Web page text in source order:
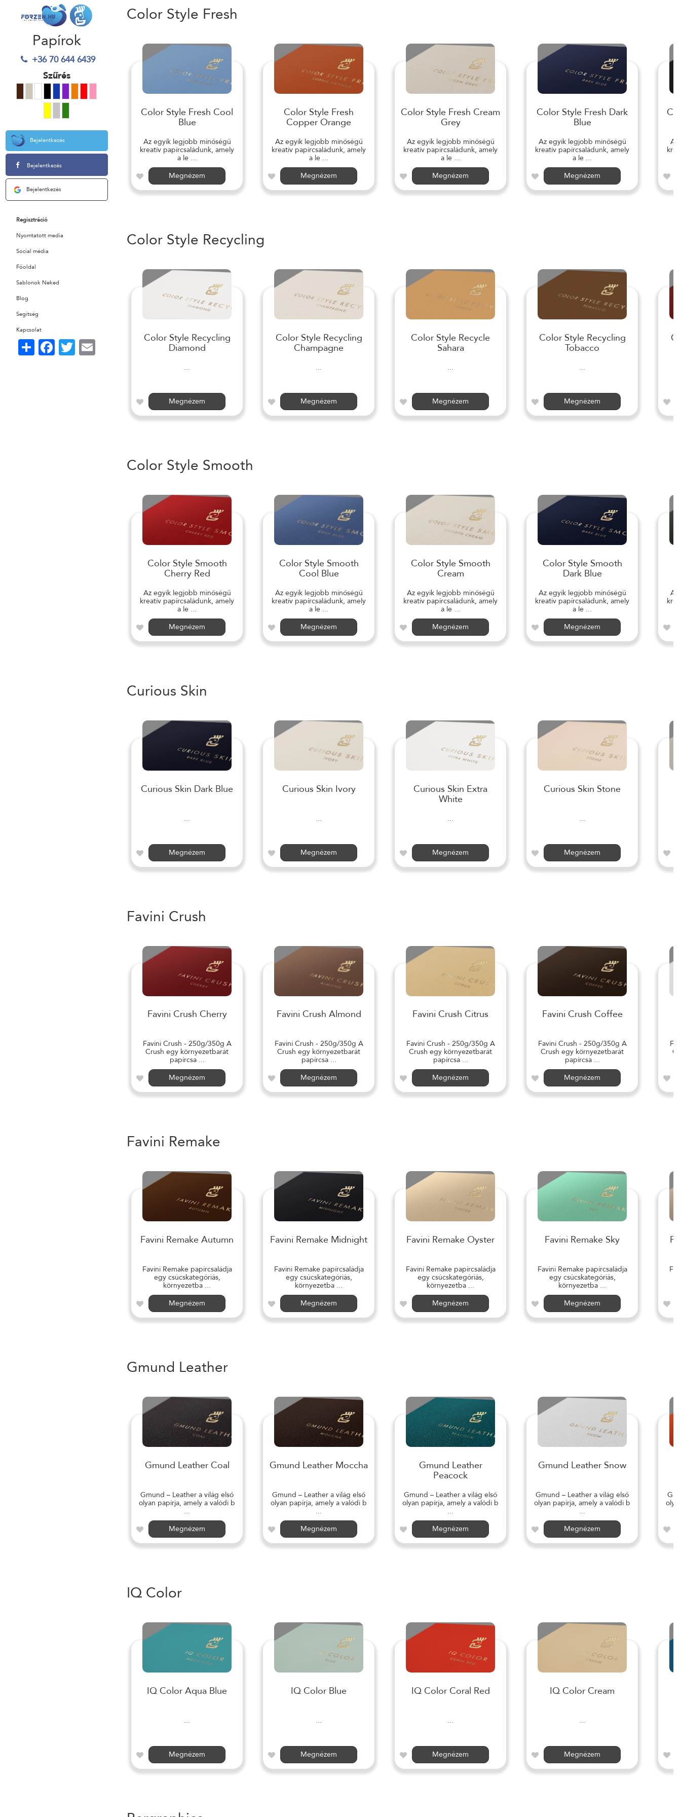
Papírok
+36 70 644 6439
Szűrés
Bejelentkezés
Bejelentkezés
Bejelentkezés
Regisztráció
Nyomtatott media
Social média
Főoldal
Sablonok Neked
Blog
Segítség
Kapcsolat
Share FacebookTwitterEmail
Color Style Fresh
Color Style Fresh Cool
Blue
Az egyik legjobb minőségű
kreatív papírcsaládunk, amely
a le ...
Megnézem
Color Style Fresh
Copper Orange
Az egyik legjobb minőségű
kreatív papírcsaládunk, amely
a le ...
Megnézem
Color Style Fresh Cream
Grey
Az egyik legjobb minőségű
kreatív papírcsaládunk, amely
a le ...
Megnézem
Color Style Fresh Dark
Blue
Az egyik legjobb minőségű
kreatív papírcsaládunk, amely
a le ...
Megnézem
Az
Color Style Recycling
Color Style Recycling
Diamond
...
Megnézem
Color Style Recycling
Champagne
...
Megnézem
Color Style Recycle
Sahara
...
Megnézem
Color Style Recycling
Tobacco
...
Megnézem
Color Style Smooth
Color Style Smooth
Cherry Red
Az egyik legjobb minőségű
kreatív papírcsaládunk, amely
a le ...
Megnézem
Color Style Smooth
Cool Blue
Az egyik legjobb minőségű
kreatív papírcsaládunk, amely
a le ...
Megnézem
Color Style Smooth
Cream
Az egyik legjobb minőségű
kreatív papírcsaládunk, amely
a le ...
Megnézem
Color Style Smooth
Dark Blue
Az egyik legjobb minőségű
kreatív papírcsaládunk, amely
a le ...
Megnézem
Az
Curious Skin
Curious Skin Dark Blue
...
Megnézem
Curious Skin Ivory
...
Megnézem
Curious Skin Extra
White
...
Megnézem
Curious Skin Stone
...
Megnézem
Favini Crush
Favini Crush Cherry
Favini Crush - 250g/350g A
Crush egy környezetbarát
papírcsa ...
Megnézem
Favini Crush Almond
Favini Crush - 250g/350g A
Crush egy környezetbarát
papírcsa ...
Megnézem
Favini Crush Citrus
Favini Crush - 250g/350g A
Crush egy környezetbarát
papírcsa ...
Megnézem
Favini Crush Coffee
Favini Crush - 250g/350g A
Crush egy környezetbarát
papírcsa ...
Megnézem
Favini Remake
Favini Remake Autumn
Favini Remake papírcsaládja
egy csúcskategóriás,
környezetba ...
Megnézem
Favini Remake Midnight
Favini Remake papírcsaládja
egy csúcskategóriás,
környezetba ...
Megnézem
Favini Remake Oyster
Favini Remake papírcsaládja
egy csúcskategóriás,
környezetba ...
Megnézem
Favini Remake Sky
Favini Remake papírcsaládja
egy csúcskategóriás,
környezetba ...
Megnézem
Gmund Leather
Gmund Leather Coal
Gmund – Leather a világ első
olyan papírja, amely a valódi b
...
Megnézem
Gmund Leather Moccha
Gmund – Leather a világ első
olyan papírja, amely a valódi b
...
Megnézem
Gmund Leather
Peacock
Gmund – Leather a világ első
olyan papírja, amely a valódi b
...
Megnézem
Gmund Leather Snow
Gmund – Leather a világ első
olyan papírja, amely a valódi b
...
Megnézem
IQ Color
IQ Color Aqua Blue
...
Megnézem
IQ Color Blue
...
Megnézem
IQ Color Coral Red
...
Megnézem
IQ Color Cream
...
Megnézem